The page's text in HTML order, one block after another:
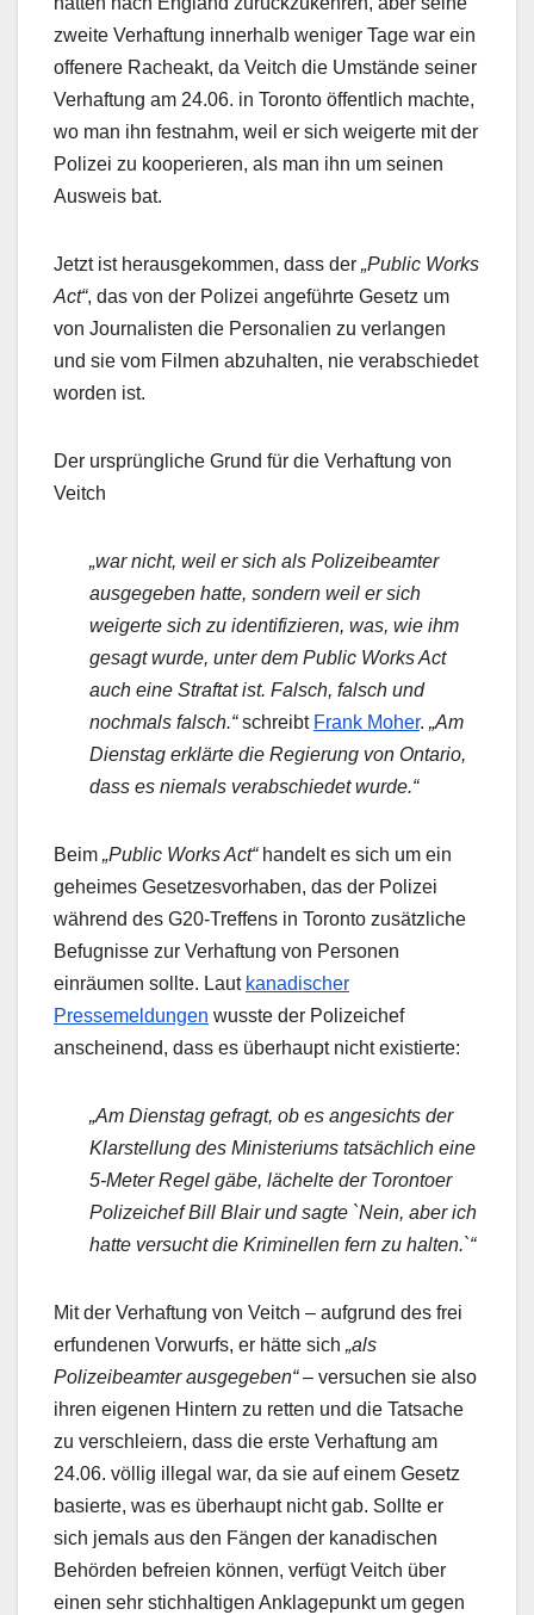
zweite Verhaftung innerhalb weniger Tage war ein
offenere Racheakt, da Veitch die Umstände seiner
Verhaftung am 24.06. in Toronto öffentlich machte,
wo man ihn festnahm, weil er sich weigerte mit der
Polizei zu kooperieren, als man ihn um seinen
Ausweis bat.
Jetzt ist herausgekommen, dass der „Public Works
Act“, das von der Polizei angeführte Gesetz um
von Journalisten die Personalien zu verlangen
und sie vom Filmen abzuhalten, nie verabschiedet
worden ist.
Der ursprüngliche Grund für die Verhaftung von
Veitch
„war nicht, weil er sich als Polizeibeamter
ausgegeben hatte, sondern weil er sich
weigerte sich zu identifizieren, was, wie ihm
gesagt wurde, unter dem Public Works Act
auch eine Straftat ist. Falsch, falsch und
nochmals falsch.“schreibt Frank Moher. „Am
Dienstag erklärte die Regierung von Ontario,
dass es niemals verabschiedet wurde.“
Beim „Public Works Act“handelt es sich um ein
geheimes Gesetzesvorhaben, das der Polizei
während des G20-Treffens in Toronto zusätzliche
Befugnisse zur Verhaftung von Personen
einräumen sollte. Laut kanadischer
Pressemeldungen wusste der Polizeichef
anscheinend, dass es überhaupt nicht existierte:
„Am Dienstag gefragt, ob es angesichts der
Klarstellung des Ministeriums tatsächlich eine
5-Meter Regel gäbe, lächelte der Torontoer
Polizeichef Bill Blair und sagte `Nein, aber ich
hatte versucht die Kriminellen fern zu halten.`“
Mit der Verhaftung von Veitch – aufgrund des frei
erfundenen Vorwurfs, er hätte sich „als
Polizeibeamter ausgegeben“ – versuchen sie also
ihren eigenen Hintern zu retten und die Tatsache
zu verschleiern, dass die erste Verhaftung am
24.06. völlig illegal war, da sie auf einem Gesetz
basierte, was es überhaupt nicht gab. Sollte er
sich jemals aus den Fängen der kanadischen
Behörden befreien können, verfügt Veitch über
einen sehr stichhaltigen Anklagepunkt um gegen